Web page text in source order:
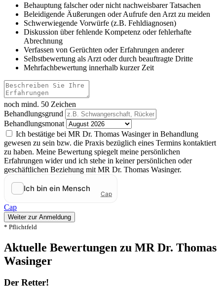
Behauptung falscher oder nicht nachweisbarer Tatsachen
Beleidigende Äußerungen oder Aufrufe den Arzt zu meiden
Schwerwiegende Vorwürfe (z.B. Fehldiagnosen)
Diskussion über fehlende Kompetenz oder fehlerhafte
Abrechnung
Verfassen von Gerüchten oder Erfahrungen anderer
Selbstbewertung als Arzt oder durch beauftragte Dritte
Mehrfachbewertung innerhalb kurzer Zeit
noch mind. 50 Zeichen
Behandlungsgrund
Behandlungsmonat
Ich bestätige bei MR Dr. Thomas Wasinger in Behandlung
gewesen zu sein bzw. die Praxis bezüglich eines Termins kontaktiert
zu haben. Meine Bewertung spiegelt meine persönlichen
Erfahrungen wider und ich stehe in keiner persönlichen oder
geschäftlichen Beziehung mit MR Dr. Thomas Wasinger.
Cap
Weiter zur Anmeldung
* Pflichtfeld
Aktuelle Bewertungen zu MR Dr. Thomas
Wasinger
Der Retter!